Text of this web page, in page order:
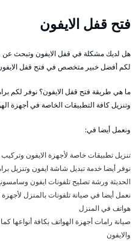
فتح قفل الايفون
هل لديك مشكلة في قفل الايفون وتبحث عن
لكم أفضل خبير متخصص في فتح قفل الايفون
ما هي طريقة فتح قفل الايفون؟ نوفر لكم
وتنزيل كافة التطبيقات الخاصة في أجهزة
ونعمل أيضا في:
تنزيل تطبيقات خاصة لأجهزة الايفون
نوفر أيضا خدمة تبديل شاشة ايفون وتنزيل
الحديثة ورشة تصليح تلفونات ايفون
نعمل أيضا في صيانة تلفونات بالمنزل
هواتف في المنزل
صيانة رامات أجهزة الهواتف بكافة أنواعها
والايفون